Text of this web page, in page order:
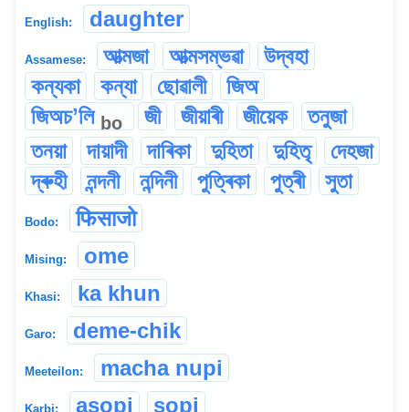
English: daughter
Assamese: আত্মজা আত্মসম্ভৱা
উদ্বহা
কন্যকা
কন্যা ছোৱালী
জিঅ
জিঅচʼলি bo জী জীয়াৰী জীয়েক
তনুজা
তনয়া
দায়াদী দাৰিকা দুহিতা দুহিতৃ
দেহজা
দ্ৰুহী
নন্দনী নন্দিনী পুত্ৰিকা পুত্ৰী সুতা
Bodo: फिसाजो
Mising: ome
Khasi: ka khun
Garo: deme-chik
Meeteilon: macha nupi
Karbi: asopi sopi